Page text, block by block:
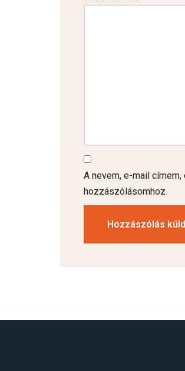
A nevem, e-mail
hozzászólásomhoz.